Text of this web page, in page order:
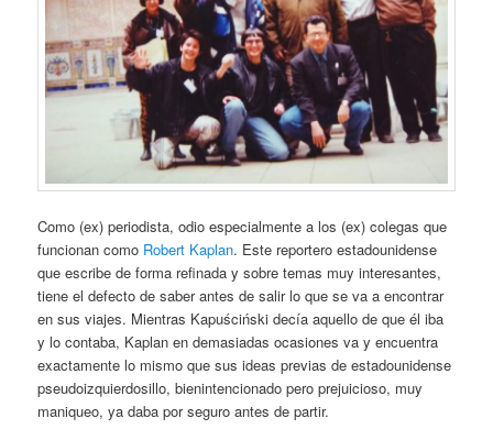
Como (ex) periodista, odio especialmente a los (ex) colegas que
funcionan como Robert Kaplan. Este reportero estadounidense
que escribe de forma refinada y sobre temas muy interesantes,
tiene el defecto de saber antes de salir lo que se va a encontrar
en sus viajes. Mientras Kapuściński decía aquello de que él iba
y lo contaba, Kaplan en demasiadas ocasiones va y encuentra
exactamente lo mismo que sus ideas previas de estadounidense
pseudoizquierdosillo, bienintencionado pero prejuicioso, muy
maniqueo, ya daba por seguro antes de partir.